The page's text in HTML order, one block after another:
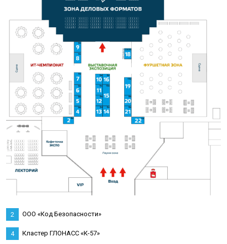
ИТС регионам: архив
2 ООО «Код Безопасности»
4 Кластер ГЛОНАСС «К-57»